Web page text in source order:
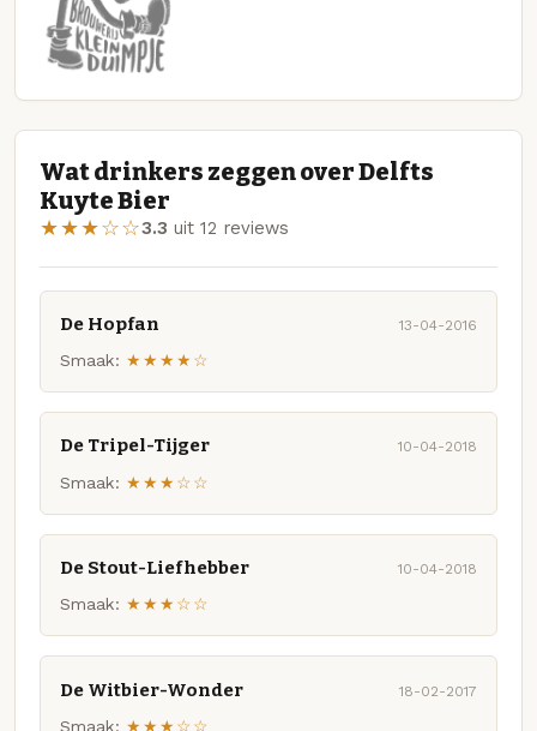
Wat drinkers zeggen over Delfts
Kuyte Bier
★★★☆☆3.3 uit 12 reviews
De Hopfan 13-04-2016
Smaak: ★★★★☆
De Tripel-Tijger 10-04-2018
Smaak: ★★★☆☆
De Stout-Liefhebber 10-04-2018
Smaak: ★★★☆☆
De Witbier-Wonder 18-02-2017
Smaak: ★★★☆☆